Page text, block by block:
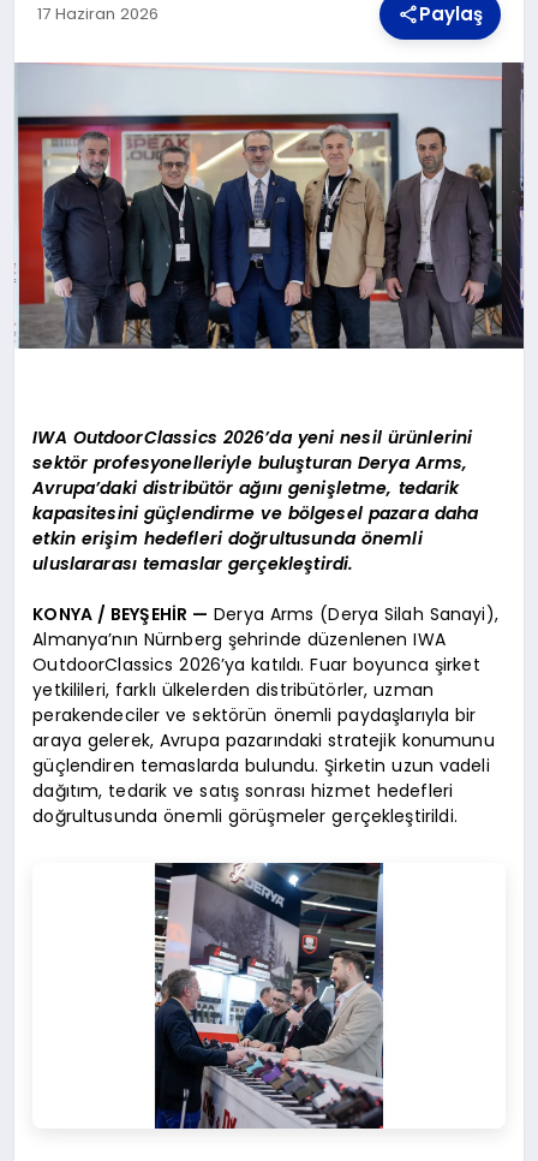
TEKNOLOJI
YAŞAM
17 Haziran 2026 Paylaş
IWA OutdoorClassics 2026’da yeni nesil ürünlerini
sektör profesyonelleriyle buluşturan Derya Arms,
Avrupa’daki distribütör ağını genişletme, tedarik
kapasitesini güçlendirme ve bölgesel pazara daha
etkin erişim hedefleri doğrultusunda önemli
uluslararası temaslar gerçekleştirdi.
KONYA / BEYŞEHİR — Derya Arms (Derya Silah Sanayi),
Almanya’nın Nürnberg şehrinde düzenlenen IWA
OutdoorClassics 2026’ya katıldı. Fuar boyunca şirket
yetkilileri, farklı ülkelerden distribütörler, uzman
perakendeciler ve sektörün önemli paydaşlarıyla bir
araya gelerek, Avrupa pazarındaki stratejik konumunu
güçlendiren temaslarda bulundu. Şirketin uzun vadeli
dağıtım, tedarik ve satış sonrası hizmet hedefleri
doğrultusunda önemli görüşmeler gerçekleştirildi.